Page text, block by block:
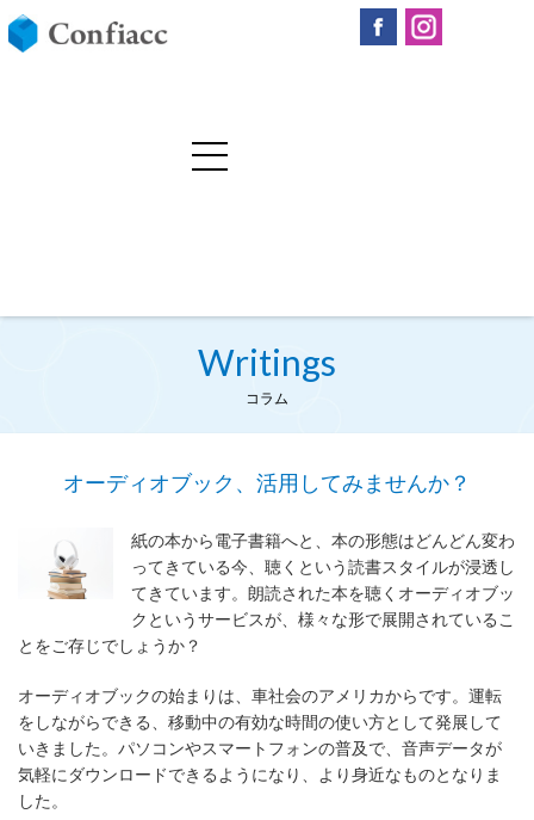
Writings
コラム
オーディオブック、活用してみませんか？
紙の本から電子書籍へと、本の形態はどんどん変わ
ってきている今、聴くという読書スタイルが浸透し
てきています。朗読された本を聴くオーディオブッ
クというサービスが、様々な形で展開されているこ
とをご存じでしょうか？
オーディオブックの始まりは、車社会のアメリカからです。運転
をしながらできる、移動中の有効な時間の使い方として発展して
いきました。パソコンやスマートフォンの普及で、音声データが
気軽にダウンロードできるようになり、より身近なものとなりま
した。